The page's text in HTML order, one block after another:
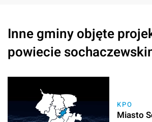
Inne gminy objęte
powiecie
KPO
Miasto